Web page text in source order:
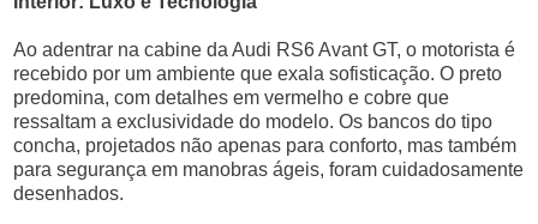
Ao adentrar na cabine da Audi RS6 Avant GT, o motorista é
recebido por um ambiente que exala sofisticação. O preto
predomina, com detalhes em vermelho e cobre que
ressaltam a exclusividade do modelo. Os bancos do tipo
concha, projetados não apenas para conforto, mas também
para segurança em manobras ágeis, foram cuidadosamente
desenhados.